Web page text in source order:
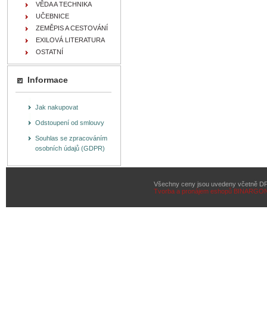
VĚDA A TECHNIKA
UČEBNICE
ZEMĚPIS A CESTOVÁNÍ
EXILOVÁ LITERATURA
OSTATNÍ
Informace
Jak nakupovat
Odstoupení od smlouvy
Souhlas se zpracováním
osobních údajů (GDPR)
Všechny ceny jsou uvedeny včetně
Tvorba a pronájem eshopů